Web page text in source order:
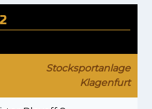
Stocksportanlage
Klagenfurt